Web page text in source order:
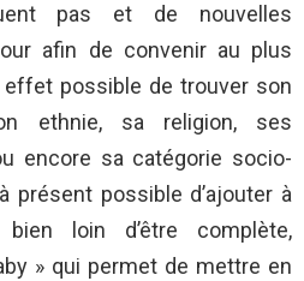
pas et de nouvelles
afin de convenir au plus
possible de trouver son
ethnie, sa religion, ses
encore sa catégorie socio-
présent possible d’ajouter à
loin d’être complète,
» qui permet de mettre en